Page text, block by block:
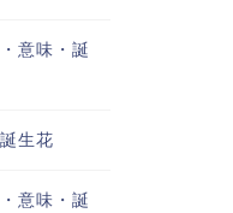
意味・誕
生花
意味・誕